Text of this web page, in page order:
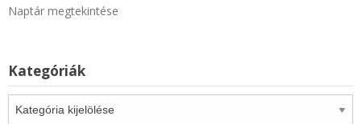
Naptár megtekintése
Kategóriák
Kategóriák